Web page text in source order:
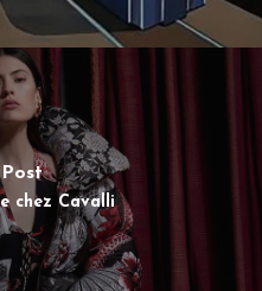
chez Cavalli